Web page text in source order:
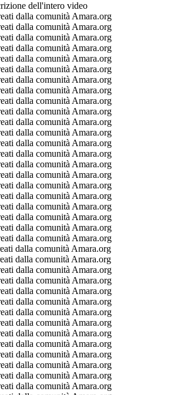
dell'intero video
dalla comunità Amara.org
dalla comunità Amara.org
dalla comunità Amara.org
dalla comunità Amara.org
dalla comunità Amara.org
dalla comunità Amara.org
dalla comunità Amara.org
dalla comunità Amara.org
dalla comunità Amara.org
dalla comunità Amara.org
dalla comunità Amara.org
dalla comunità Amara.org
dalla comunità Amara.org
dalla comunità Amara.org
dalla comunità Amara.org
dalla comunità Amara.org
dalla comunità Amara.org
dalla comunità Amara.org
dalla comunità Amara.org
dalla comunità Amara.org
dalla comunità Amara.org
dalla comunità Amara.org
dalla comunità Amara.org
dalla comunità Amara.org
dalla comunità Amara.org
dalla comunità Amara.org
dalla comunità Amara.org
dalla comunità Amara.org
dalla comunità Amara.org
dalla comunità Amara.org
dalla comunità Amara.org
dalla comunità Amara.org
dalla comunità Amara.org
dalla comunità Amara.org
dalla comunità Amara.org
dalla comunità Amara.org